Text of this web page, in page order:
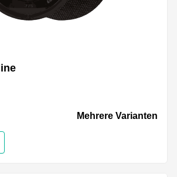
Mehrere Varianten